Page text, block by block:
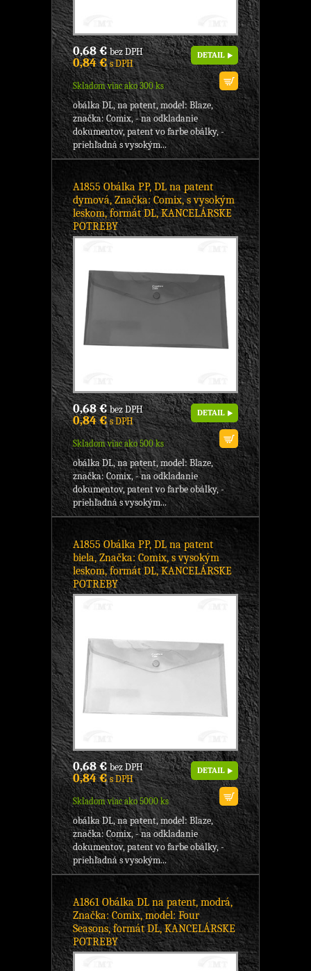
0,68 €bez DPH
0,84 €s DPH
Skladom viac ako 300 ks
DETAIL
obálka DL, na patent, model: Blaze,
značka: Comix, - na odkladanie
dokumentov, patent vo farbe obálky, -
priehľadná s vysokým...
A1855 Obálka PP, DL na patent
dymová, Značka: Comix, s vysokým
leskom, formát DL, KANCELÁRSKE
POTREBY
0,68 €bez DPH
0,84 €s DPH
Skladom viac ako 500 ks
DETAIL
obálka DL, na patent, model: Blaze,
značka: Comix, - na odkladanie
dokumentov, patent vo farbe obálky, -
priehľadná s vysokým...
A1855 Obálka PP, DL na patent
biela, Značka: Comix, s vysokým
leskom, formát DL, KANCELÁRSKE
POTREBY
0,68 €bez DPH
0,84 €s DPH
Skladom viac ako 5000 ks
DETAIL
obálka DL, na patent, model: Blaze,
značka: Comix, - na odkladanie
dokumentov, patent vo farbe obálky, -
priehľadná s vysokým...
A1861 Obálka DL na patent, modrá,
Značka: Comix, model: Four
Seasons, formát DL, KANCELÁRSKE
POTREBY